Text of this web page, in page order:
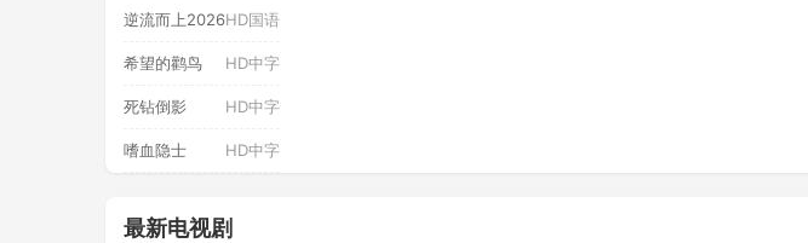
逆流而上2026HD国语
希望的鹳鸟 HD中字
死钻倒影 HD中字
嗜血隐士 HD中字
最新电视剧